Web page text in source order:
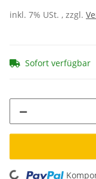
inkl. 7% USt. , zzgl.
Sofort verfügbar